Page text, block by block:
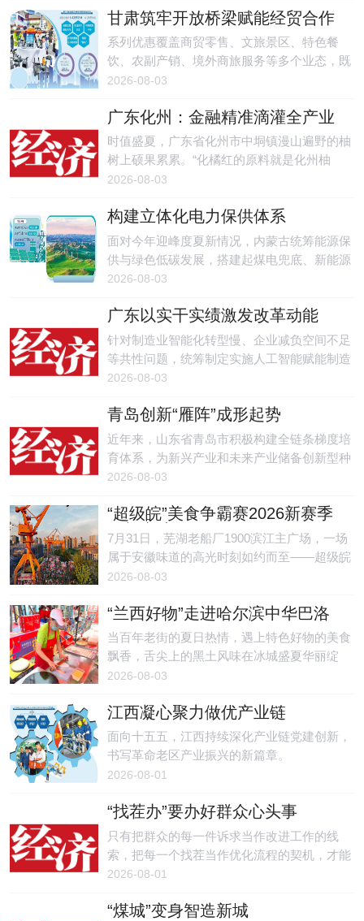
甘肃筑牢开放桥梁赋能经贸合作
系列优惠覆盖商贸零售、文旅景区、特色餐
饮、农副产销、境外商旅服务等多个业态，既
提升客商参会体验，深挖节会消费增量，又持
激发全域消费活力。
2026-08-03
广东化州：金融精准滴灌全产业
链
时值盛夏，广东省化州市中垌镇漫山遍野的柚
树上硕果累累。“化橘红的原料就是化州柚
皮，它表皮长着一层细密的茸毛，只有午后采
橘红品质的关键。
2026-08-03
构建立体化电力保供体系
面对今年迎峰度夏新情况，内蒙古统筹能源保
供与绿色低碳发展，搭建起煤电兜底、新能源
发力、储能调峰、电网畅通的立体化电力保供
2026-08-03
广东以实干实绩激发改革动能
针对制造业智能化转型慢、企业减负空间不足
等共性问题，统筹制定实施人工智能赋能制造
业提质升级、质量立市等政策文件，开展数智
单，切实为企业松绑减负。
2026-08-03
青岛创新“雁阵”成形起势
近年来，山东省青岛市积极构建全链条梯度培
育体系，为新兴产业和未来产业储备创新型种
子选手。
2026-08-03
“超级皖”美食争霸赛2026新赛季
焕新启航！
7月31日，芜湖老船厂1900滨江主广场，一场
属于安徽味道的高光时刻如约而至——超级皖
美食争霸赛2026新赛季发布仪式正式启幕。
2026-08-03
“兰西好物”走进哈尔滨中华巴洛
克
当百年老街的夏日热情，遇上特色好物的美食
飘香，舌尖上的黑土风味在冰城盛夏华丽绽
放。
2026-08-03
江西凝心聚力做优产业链
面向十五五，江西持续深化产业链党建创新，
书写革命老区产业振兴的新篇章。
2026-08-01
“找茬办”要办好群众心头事
只有把群众的每一件诉求当作改进工作的线
索，把每一个找茬当作优化流程的契机，才能
真正推动政务服务持续迭代升级。
2026-08-01
“煤城”变身智造新城